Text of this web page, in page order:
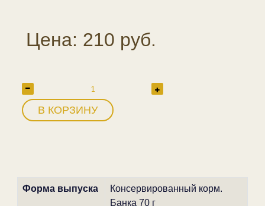
Цена: 210 руб.
В КОРЗИНУ
Форма выпуска
Консервированный корм.
Банка 70 г